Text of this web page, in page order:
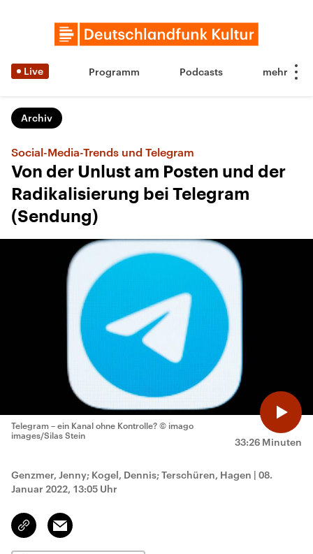
Live Programm Podcasts
Archiv
Social-Media-Trends und Telegram
Von der Unlust am Posten und der
Radikalisierung bei Telegram
(Sendung)
33:26 Minuten
Telegram – ein Kanal ohne Kontrolle? © imago
images/Silas Stein
Genzmer, Jenny; Kogel, Dennis; Terschüren, Hagen | 08.
Januar 2022, 13:05 Uhr
Link
kopieren/teilen
Email